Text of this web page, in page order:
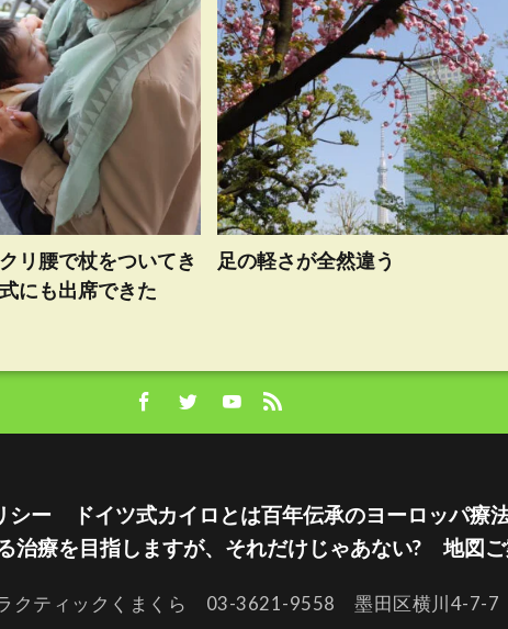
リ腰で杖をついてき
にも出席できた
足の軽さが全然違う
シー ドイツ式カイロとは百年伝承のヨーロッパ療
治療を目指しますが、それだけじゃあない?
地図
クティックくまくら 03-3621-9558 墨田区横川4-7-7